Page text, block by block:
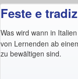
Feste e
Was wird wann in
von Lernenden ab
zu bewältigen sind.